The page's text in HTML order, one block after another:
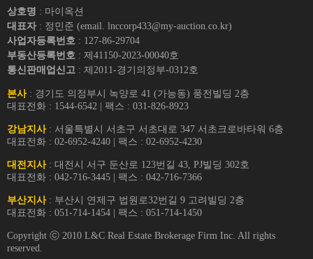
상호명 : 마이옥션
대표자 : 정민준 (email. lnccorp433@my-auction.co.kr)
사업자등록번호 : 127-86-29704
부동산등록번호 : 제41150-2023-00040호
통신판매업신고 : 제2011-경기의정부-0312호
본사: 경기도 의정부시 녹양로 41 (가능동) 풍전빌딩 2층
대표전화 : 1544-6542 | 팩스 : 031-826-8923
강남지사: 서울특별시 서초구 서초대로 347 서초크로바타워 6층
대표전화 : 02-6952-4240 | 팩스 : 02-6952-4230
대전지사: 대전시 서구 둔산로 123번길 43, PJ빌딩 302호
대표전화 : 042-716-3445 | 팩스 : 042-716-7366
부산지사: 부산시 연제구 법원로32번길 9 고려빌딩 2층
대표전화 : 051-714-1454 | 팩스 : 051-714-1450
Copyright ⓒ 2010 L&C Real Estate Brokerage Firm Inc. All rights
reserved.